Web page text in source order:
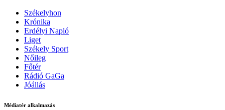
Székelyhon
Krónika
Erdélyi Napló
Liget
Székely Sport
Nőileg
Főtér
Rádió GaGa
Jóállás
Médiatér alkalmazás